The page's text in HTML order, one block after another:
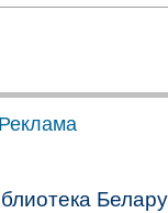
Реклама